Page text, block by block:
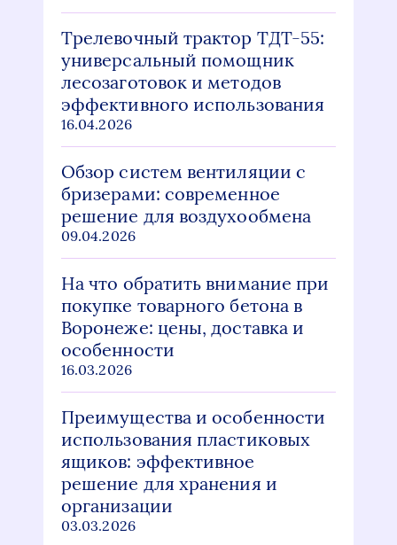
Трелевочный трактор ТДТ-55:
универсальный помощник
лесозаготовок и методов
эффективного использования
16.04.2026
Обзор систем вентиляции с
бризерами: современное
решение для воздухообмена
09.04.2026
На что обратить внимание при
покупке товарного бетона в
Воронеже: цены, доставка и
особенности
16.03.2026
Преимущества и особенности
использования пластиковых
ящиков: эффективное
решение для хранения и
организации
03.03.2026